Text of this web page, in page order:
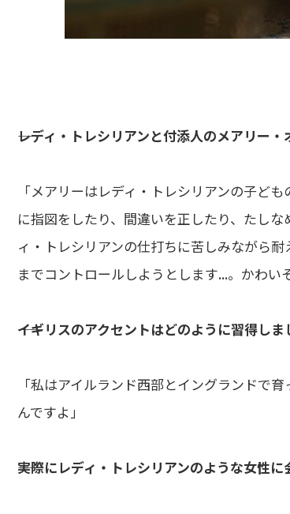
――レディ・トレシリアンと付添人のメアリー
「メアリーはレディ・トレシリアンの子ど
に指図をしたり、間違いを正したり、たし
ィ・トレシリアンの仕打ちに苦しみながら
までコントロールしようとします...。かわい
――イギリスのアクセントはどのように習得しま
「私はアイルランド西部とイングランドで
んですよ」
――実際にレディ・トレシリアンのような女性